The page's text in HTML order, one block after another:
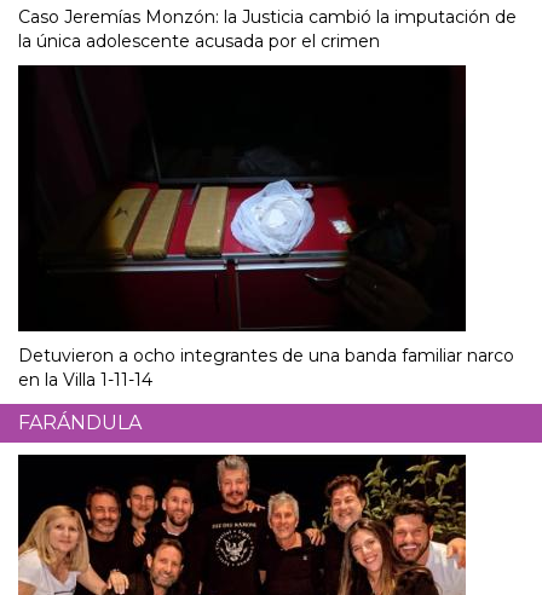
Caso Jeremías Monzón: la Justicia cambió la imputación de
la única adolescente acusada por el crimen
Detuvieron a ocho integrantes de una banda familiar narco
en la Villa 1-11-14
FARÁNDULA